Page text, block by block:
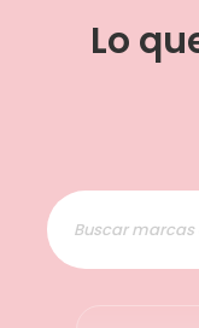
Lo
Buscar marcas